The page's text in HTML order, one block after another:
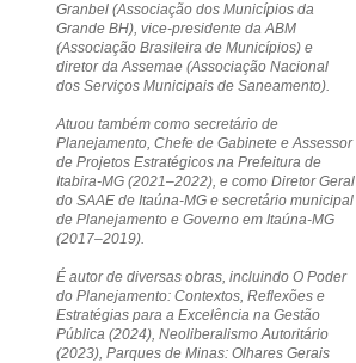
Granbel (Associação dos Municípios da
Grande BH), vice-presidente da ABM
(Associação Brasileira de Municípios) e
diretor da Assemae (Associação Nacional
dos Serviços Municipais de Saneamento).
Atuou também como secretário de
Planejamento, Chefe de Gabinete e Assessor
de Projetos Estratégicos na Prefeitura de
Itabira-MG (2021–2022), e como Diretor Geral
do SAAE de Itaúna-MG e secretário municipal
de Planejamento e Governo em Itaúna-MG
(2017–2019).
É autor de diversas obras, incluindo O Poder
do Planejamento: Contextos, Reflexões e
Estratégias para a Excelência na Gestão
Pública (2024), Neoliberalismo Autoritário
(2023), Parques de Minas: Olhares Gerais